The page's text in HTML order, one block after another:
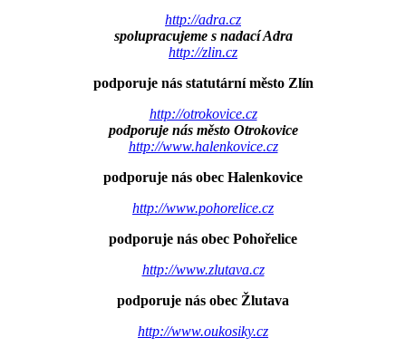
http://adra.cz
spolupracujeme s nadací Adra
http://zlin.cz
podporuje nás statutární město Zlín
http://otrokovice.cz
podporuje nás město Otrokovice
http://www.halenkovice.cz
podporuje nás obec Halenkovice
http://www.pohorelice.cz
podporuje nás obec Pohořelice
http://www.zlutava.cz
podporuje nás obec Žlutava
http://www.oukosiky.cz